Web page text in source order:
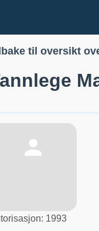
til oversikt
1993